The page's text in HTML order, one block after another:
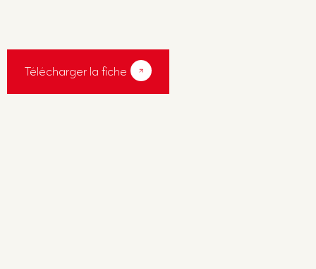
Télécharger la fiche